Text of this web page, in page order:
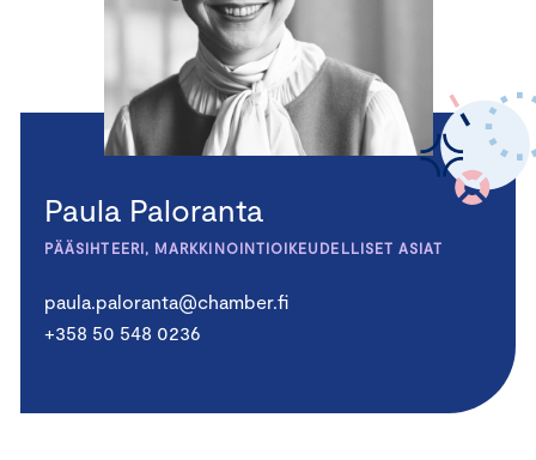
Paula Paloranta
PÄÄSIHTEERI, MARKKINOINTIOIKEUDELLISET ASIAT
paula.paloranta@chamber.fi
+358 50 548 0236